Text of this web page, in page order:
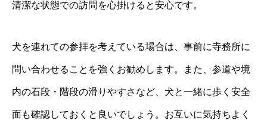
清潔な状態での訪問を心掛けると安心です。
犬を連れての参拝を考えている場合は、事前に寺務所に
問い合わせることを強くお勧めします。また、参道や境
内の石段・階段の滑りやすさなど、犬と一緒に歩く安全
面も確認しておくと良いでしょう。お互いに気持ちよく